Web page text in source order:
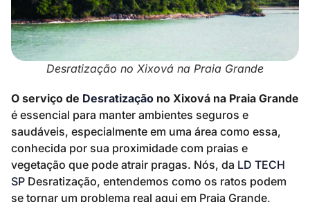
Desratização no Xixová na Praia Grande
O serviço de Desratização no Xixová na Praia Grande
é essencial para manter ambientes seguros e
saudáveis, especialmente em uma área como essa,
conhecida por sua proximidade com praias e
vegetação que pode atrair pragas. Nós, da LD TECH
SP Desratização, entendemos como os ratos podem
se tornar um problema real aqui em Praia Grande,